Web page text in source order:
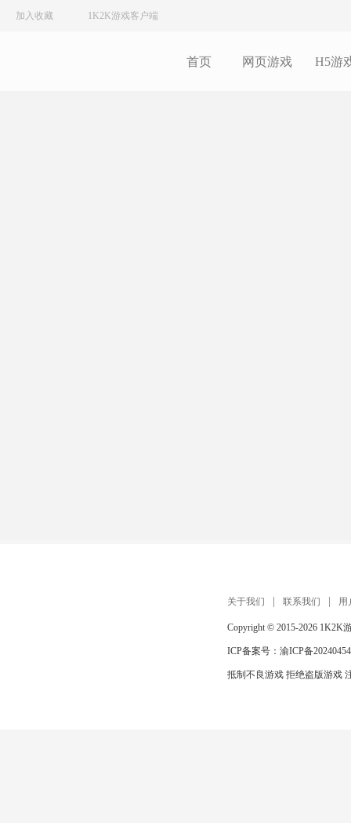
加入收藏 1K2K游戏客户端
首页 网页游戏 H5游
关于我们 联系我们 用
Copyright © 2015-2026 1K2K
ICP备案号： 渝ICP备
抵制不良游戏 拒绝盗版游戏